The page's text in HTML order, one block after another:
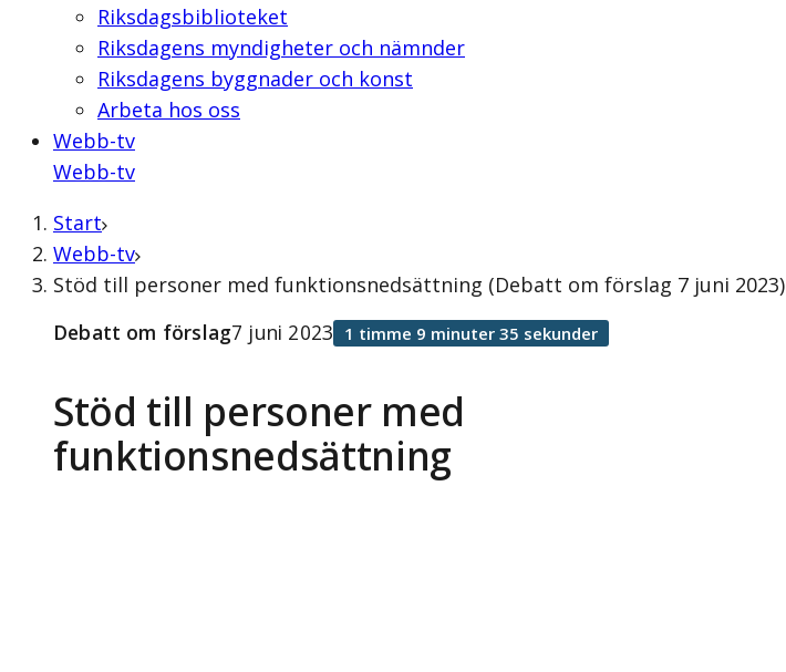
Riksdagsbiblioteket
Riksdagens myndigheter och nämnder
Riksdagens byggnader och konst
Arbeta hos oss
Webb-tv
Webb-tv
Start
Webb-tv
Stöd till personer med funktionsnedsättning (Debatt om förslag 7 juni 2023)
Stöd till personer med
funktionsnedsättning
Debatt om förslag7 juni 2023 1 timme 9 minuter 35 sekunder